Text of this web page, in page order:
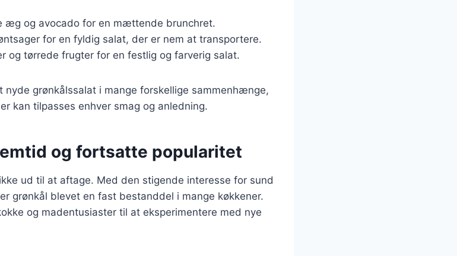
æg og avocado for en mættende brunchret.
for en fyldig salat, der er nem at transportere.
og tørrede frugter for en festlig og farverig salat.
nyde grønkålssalat i mange forskellige sammenhænge,
kan tilpasses enhver smag og anledning.
og fortsatte popularitet
ud til at aftage. Med den stigende interesse for sund
grønkål blevet en fast bestanddel i mange køkkener.
og madentusiaster til at eksperimentere med nye